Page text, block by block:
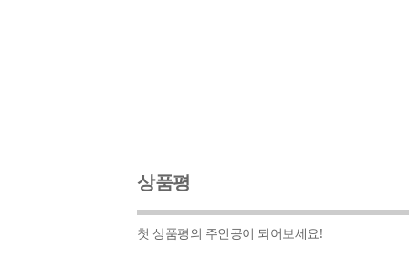
상품평
첫 상품평의 주인공이 되어보세요!